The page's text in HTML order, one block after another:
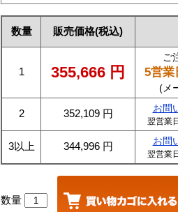
数量 販売価格(税込)
1 355,666 円
ご
5営業
(メ
2 352,109 円 お問
翌営業
3以上 344,996 円 お問
翌営業
数量